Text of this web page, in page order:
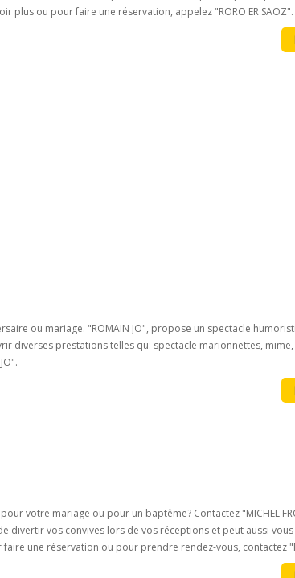
plus ou pour faire une réservation, appelez "RORO ER SAOZ".
ou mariage. "ROMAIN JO", propose un spectacle
diverses prestations telles qu: spectacle marionnettes,
votre mariage ou pour un baptême? Contactez "MICHEL
divertir vos convives lors de vos réceptions et peut aussi
une réservation ou pour prendre rendez-vous, contactez